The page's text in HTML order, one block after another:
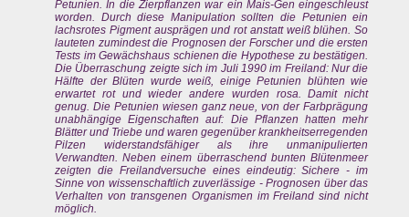
Petunien. In die Zierpflanzen war ein Mais-Gen eingeschleust
worden. Durch diese Manipulation sollten die Petunien ein
lachsrotes Pigment ausprägen und rot anstatt weiß blühen. So
lauteten zumindest die Prognosen der Forscher und die ersten
Tests im Gewächshaus schienen die Hypothese zu bestätigen.
Die Überraschung zeigte sich im Juli 1990 im Freiland: Nur die
Hälfte der Blüten wurde weiß, einige Petunien blühten wie
erwartet rot und wieder andere wurden rosa. Damit nicht
genug. Die Petunien wiesen ganz neue, von der Farbprägung
unabhängige Eigenschaften auf: Die Pflanzen hatten mehr
Blätter und Triebe und waren gegenüber krankheitserregenden
Pilzen widerstandsfähiger als ihre unmanipulierten
Verwandten. Neben einem überraschend bunten Blütenmeer
zeigten die Freilandversuche eines eindeutig: Sichere - im
Sinne von wissenschaftlich zuverlässige - Prognosen über das
Verhalten von transgenen Organismen im Freiland sind nicht
möglich.